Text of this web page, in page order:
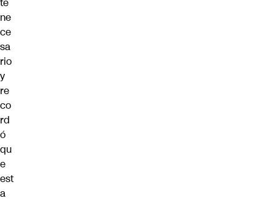
te
ne
ce
sa
rio
y
re
co
rd
ó
qu
e
est
a